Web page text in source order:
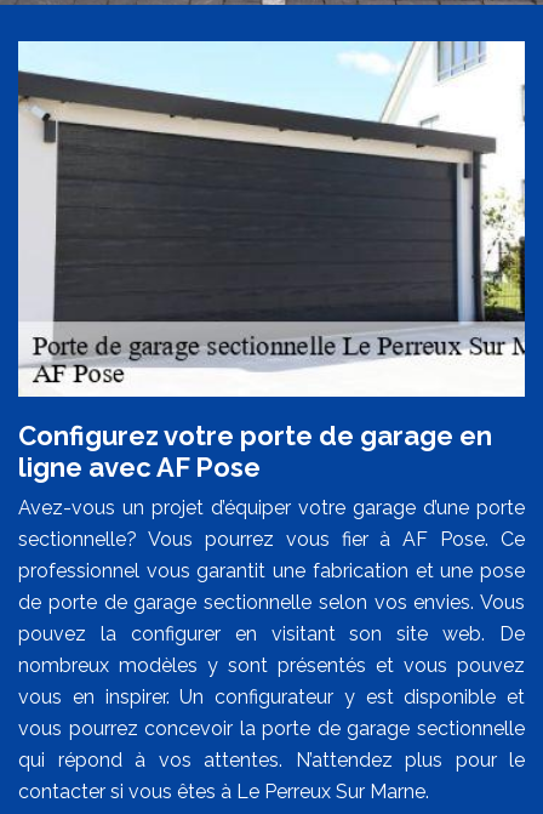
Configurez votre porte de garage en
ligne avec AF Pose
Avez-vous un projet d’équiper votre garage d’une porte
sectionnelle? Vous pourrez vous fier à AF Pose. Ce
professionnel vous garantit une fabrication et une pose
de porte de garage sectionnelle selon vos envies. Vous
pouvez la configurer en visitant son site web. De
nombreux modèles y sont présentés et vous pouvez
vous en inspirer. Un configurateur y est disponible et
vous pourrez concevoir la porte de garage sectionnelle
qui répond à vos attentes. N’attendez plus pour le
contacter si vous êtes à Le Perreux Sur Marne.